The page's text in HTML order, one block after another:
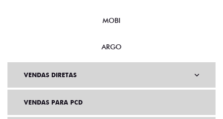
MOBI
ARGO
VENDAS DIRETAS
VENDAS PARA PCD